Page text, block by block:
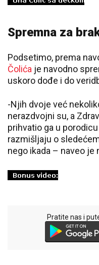
Spremna za
Podsetimo, prema
Čolića je navodno
uskoro dođe i do
-Njih dvoje već
nerazdvojni su, a
prihvatio ga u
razmišljaju o
nego ikada – naveo je
Pratite nas i